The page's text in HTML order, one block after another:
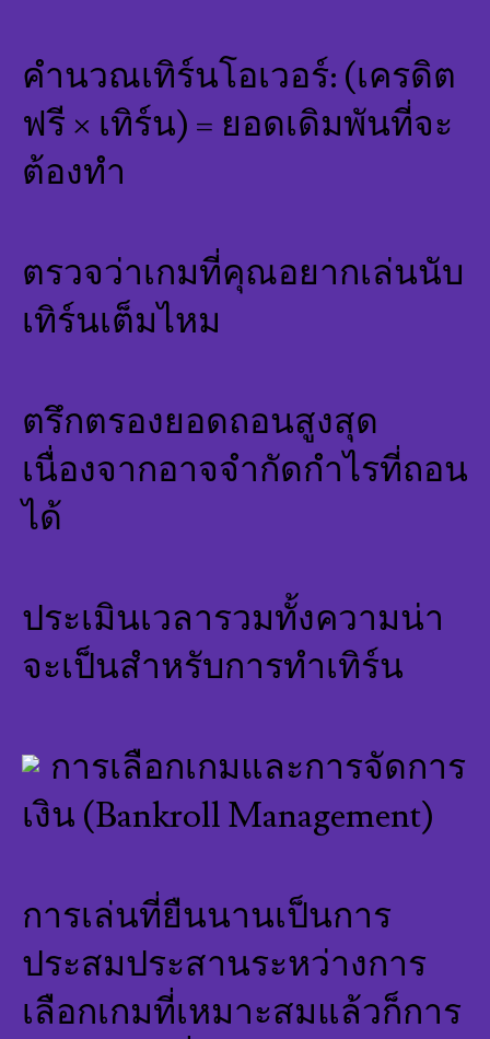
คำนวณเทิร์นโอเวอร์: (เครดิต
ฟรี × เทิร์น) = ยอดเดิมพันที่จะ
ต้องทำ
ตรวจว่าเกมที่คุณอยากเล่นนับ
เทิร์นเต็มไหม
ตรึกตรองยอดถอนสูงสุด
เนื่องจากอาจจำกัดกำไรที่ถอน
ได้
ประเมินเวลารวมทั้งความน่า
จะเป็นสำหรับการทำเทิร์น
การเลือกเกมและการจัดการ
เงิน (Bankroll Management)
การเล่นที่ยืนนานเป็นการ
ประสมประสานระหว่างการ
เลือกเกมที่เหมาะสมแล้วก็การ